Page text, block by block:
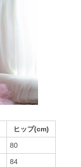
ヒップ(cm)
80
84